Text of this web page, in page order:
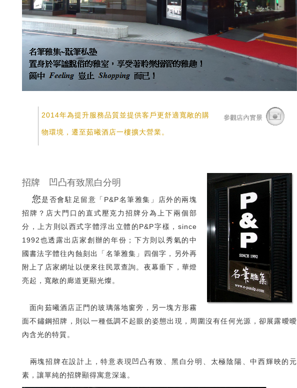
2014年為提升服務品質並提供客戶更舒適寬敞的購
物環境，遷至茹曦酒店一樓擴大營業。
招牌 凹凸有致黑白分明
您是否會駐足留意「P&P名筆雅集」店外的兩塊
招牌？店大門口的直式壓克力招牌分為上下兩個部
分，上方則以西式字體浮出立體的P&P字樣，since
1992也透露出店家創辦的年份；下方則以秀氣的中
國書法字體往內蝕刻出「名筆雅集」四個字，另外再
附上了店家網址以便來往民眾查詢。夜幕垂下，華燈
亮起，寬敞的廊道更顯光燦。
面向茹曦酒店正門的玻璃落地窗旁，另一塊方形霧
面不鏽鋼招牌，則以一種低調不起眼的姿態出現，周圍沒有任何光源，卻展露曖曖
內含光的特質。
兩塊招牌在設計上，特意表現凹凸有致、黑白分明、太極陰陽、中西輝映的元
素，讓單純的招牌顯得寓意深遠。